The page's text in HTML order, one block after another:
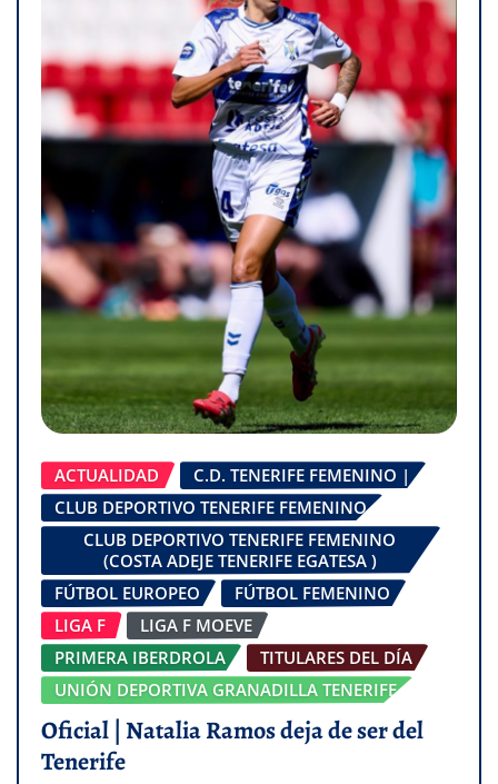
ACTUALIDAD
C.D. TENERIFE FEMENINO |
CLUB DEPORTIVO TENERIFE FEMENINO
CLUB DEPORTIVO TENERIFE FEMENINO
(COSTA ADEJE TENERIFE EGATESA )
FÚTBOL EUROPEO
FÚTBOL FEMENINO
LIGA F
LIGA F MOEVE
PRIMERA IBERDROLA
TITULARES DEL DÍA
UNIÓN DEPORTIVA GRANADILLA TENERIFE
Oficial | Natalia Ramos deja de ser del
Tenerife